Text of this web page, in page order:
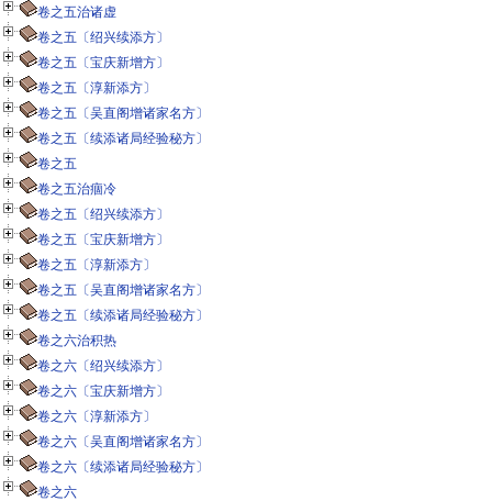
卷之五治诸虚
卷之五〔绍兴续添方〕
卷之五〔宝庆新增方〕
卷之五〔淳新添方〕
卷之五〔吴直阁增诸家名方〕
卷之五〔续添诸局经验秘方〕
卷之五
卷之五治痼冷
卷之五〔绍兴续添方〕
卷之五〔宝庆新增方〕
卷之五〔淳新添方〕
卷之五〔吴直阁增诸家名方〕
卷之五〔续添诸局经验秘方〕
卷之六治积热
卷之六〔绍兴续添方〕
卷之六〔宝庆新增方〕
卷之六〔淳新添方〕
卷之六〔吴直阁增诸家名方〕
卷之六〔续添诸局经验秘方〕
卷之六